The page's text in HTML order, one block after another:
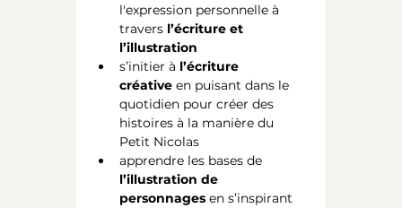
l'expression personnelle à
travers l’écriture et
l’illustration
s’initier à l’écriture
créative en puisant dans le
quotidien pour créer des
histoires à la manière du
Petit Nicolas
apprendre les bases de
l’illustration de
personnages en s’inspirant